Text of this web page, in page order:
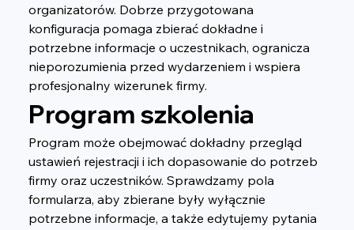
organizatorów. Dobrze przygotowana
konfiguracja pomaga zbierać dokładne i
potrzebne informacje o uczestnikach, ogranicza
nieporozumienia przed wydarzeniem i wspiera
profesjonalny wizerunek firmy.
Program szkolenia
Program może obejmować dokładny przegląd
ustawień rejestracji i ich dopasowanie do potrzeb
firmy oraz uczestników. Sprawdzamy pola
formularza, aby zbierane były wyłącznie
potrzebne informacje, a także edytujemy pytania